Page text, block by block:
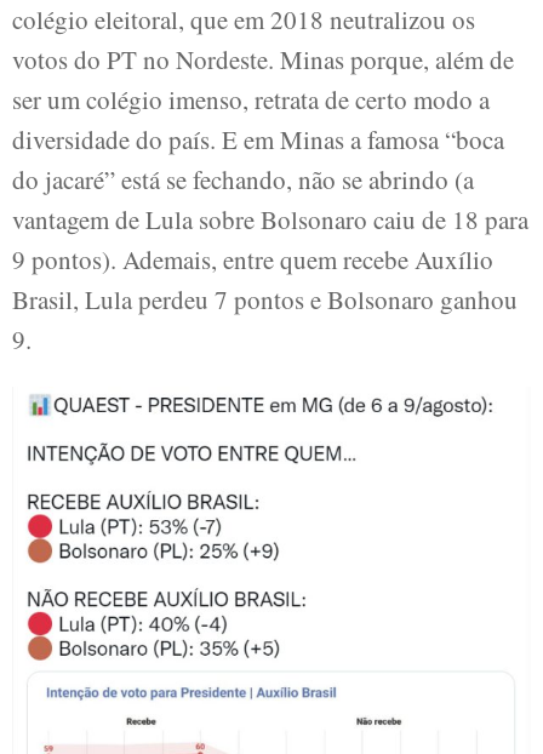
colégio eleitoral, que em 2018 neutralizou os
votos do PT no Nordeste. Minas porque, além de
ser um colégio imenso, retrata de certo modo a
diversidade do país. E em Minas a famosa “boca
do jacaré” está se fechando, não se abrindo (a
vantagem de Lula sobre Bolsonaro caiu de 18 para
9 pontos). Ademais, entre quem recebe Auxílio
Brasil, Lula perdeu 7 pontos e Bolsonaro ganhou
9.